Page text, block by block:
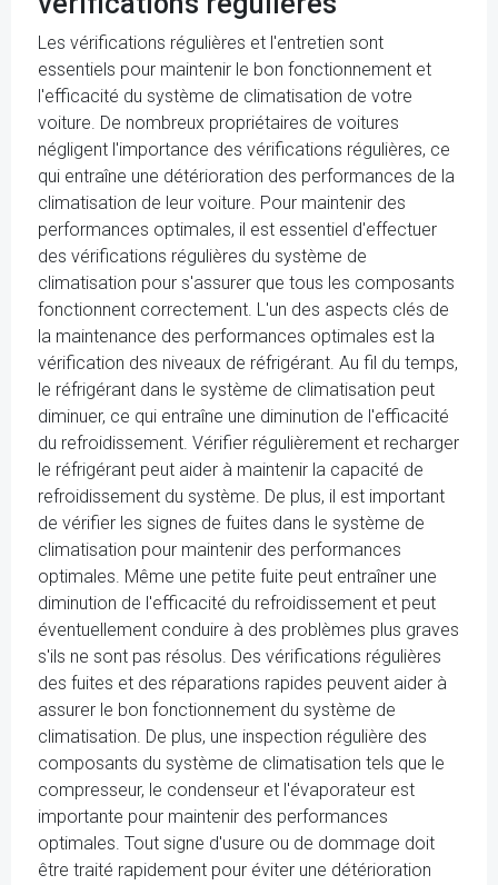
Les vérifications régulières et l'entretien sont
essentiels pour maintenir le bon fonctionnement et
l'efficacité du système de climatisation de votre
voiture. De nombreux propriétaires de voitures
négligent l'importance des vérifications régulières, ce
qui entraîne une détérioration des performances de la
climatisation de leur voiture. Pour maintenir des
performances optimales, il est essentiel d'effectuer
des vérifications régulières du système de
climatisation pour s'assurer que tous les composants
fonctionnent correctement. L'un des aspects clés de
la maintenance des performances optimales est la
vérification des niveaux de réfrigérant. Au fil du temps,
le réfrigérant dans le système de climatisation peut
diminuer, ce qui entraîne une diminution de l'efficacité
du refroidissement. Vérifier régulièrement et recharger
le réfrigérant peut aider à maintenir la capacité de
refroidissement du système. De plus, il est important
de vérifier les signes de fuites dans le système de
climatisation pour maintenir des performances
optimales. Même une petite fuite peut entraîner une
diminution de l'efficacité du refroidissement et peut
éventuellement conduire à des problèmes plus graves
s'ils ne sont pas résolus. Des vérifications régulières
des fuites et des réparations rapides peuvent aider à
assurer le bon fonctionnement du système de
climatisation. De plus, une inspection régulière des
composants du système de climatisation tels que le
compresseur, le condenseur et l'évaporateur est
importante pour maintenir des performances
optimales. Tout signe d'usure ou de dommage doit
être traité rapidement pour éviter une détérioration